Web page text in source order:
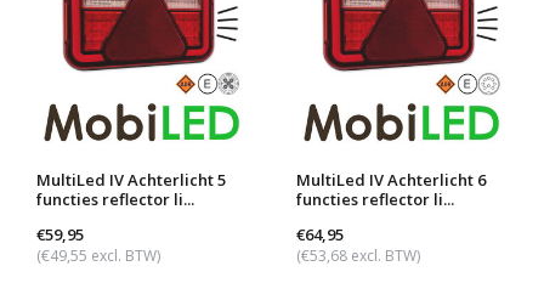
MultiLed IV Achterlicht 5
functies reflector li...
€59,95
(€49,55 excl. BTW)
MultiLed IV Achterlicht 6
functies reflector li...
€64,95
(€53,68 excl. BTW)